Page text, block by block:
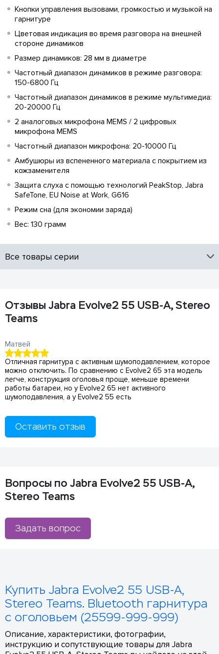
Кнопки управления вызовами, громкостью и музыкой на
гарнитуре
Цветовая индикация во время разговора на внешней
стороне динамиков
Размер динамиков: 28 мм в диаметре
Частотный диапазон динамиков в режиме разговора:
150-6800 Гц
Частотный диапазон динамиков в режиме мультимедиа:
20-20000 Гц
2 аналоговых микрофона MEMS / 2 цифровых
микрофона MEMS
Частотный диапазон микрофона: 20-10000 Гц
Амбушюры из вспененного материала с покрытием из
кожзаменителя
Защита слуха с помощью технологий PeakStop, Jabra
SafeTone, EU Noise at Work, G616
Режим сна (для экономии заряда)
Вес: 130 грамм
Все товары серии
Отзывы Jabra Evolve2 55 USB-A, Stereo
Teams
Матвей
Отличная гарнитура с активным шумоподавлением, которое
можно отключить. По сравнению с Evolve2 65 эта модель
легче, конструкция оголовья проще, меньше времени
работы батареи, но у Evolve2 65 нет активного
шумоподавления, а у Evolve2 55 есть
Оставить отзыв
Вопросы по Jabra Evolve2 55 USB-A,
Stereo Teams
Задать вопрос
Купить Jabra Evolve2 55 USB-A,
Stereo Teams. Bluetooth гарнитура
с оголовьем (25599-999-999)
Описание, характеристики, фотографии,
инструкцию и сопутствующие товары для Jabra